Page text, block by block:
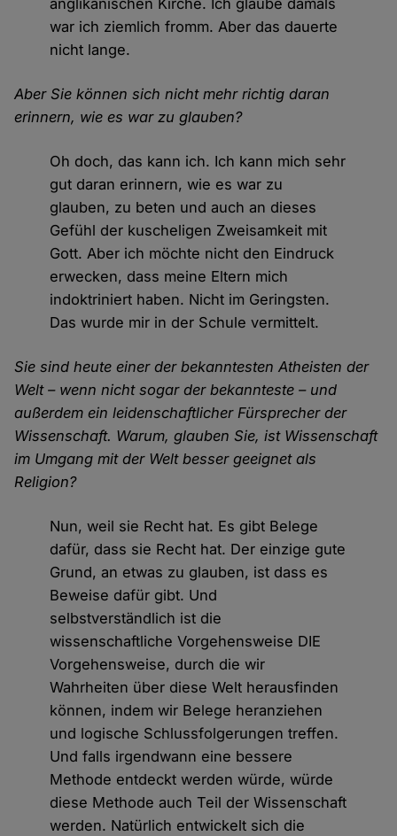
anglikanischen Kirche. Ich glaube damals
war ich ziemlich fromm. Aber das dauerte
nicht lange.
Aber Sie können sich nicht mehr richtig daran
erinnern, wie es war zu glauben?
Oh doch, das kann ich. Ich kann mich sehr
gut daran erinnern, wie es war zu
glauben, zu beten und auch an dieses
Gefühl der kuscheligen Zweisamkeit mit
Gott. Aber ich möchte nicht den Eindruck
erwecken, dass meine Eltern mich
indoktriniert haben. Nicht im Geringsten.
Das wurde mir in der Schule vermittelt.
Sie sind heute einer der bekanntesten Atheisten der
Welt – wenn nicht sogar der bekannteste – und
außerdem ein leidenschaftlicher Fürsprecher der
Wissenschaft. Warum, glauben Sie, ist Wissenschaft
im Umgang mit der Welt besser geeignet als
Religion?
Nun, weil sie Recht hat. Es gibt Belege
dafür, dass sie Recht hat. Der einzige gute
Grund, an etwas zu glauben, ist dass es
Beweise dafür gibt. Und
selbstverständlich ist die
wissenschaftliche Vorgehensweise DIE
Vorgehensweise, durch die wir
Wahrheiten über diese Welt herausfinden
können, indem wir Belege heranziehen
und logische Schlussfolgerungen treffen.
Und falls irgendwann eine bessere
Methode entdeckt werden würde, würde
diese Methode auch Teil der Wissenschaft
werden. Natürlich entwickelt sich die